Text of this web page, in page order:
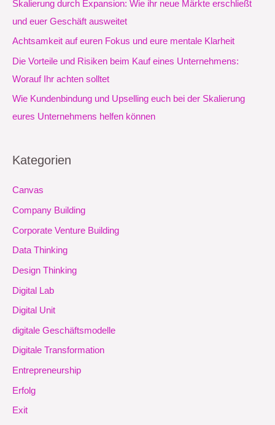
:
Skalierung durch Expansion: Wie ihr neue Märkte erschließt
und euer Geschäft ausweitet
Achtsamkeit auf euren Fokus und eure mentale Klarheit
Die Vorteile und Risiken beim Kauf eines Unternehmens:
Worauf Ihr achten solltet
Wie Kundenbindung und Upselling euch bei der Skalierung
eures Unternehmens helfen können
Kategorien
Canvas
Company Building
Corporate Venture Building
Data Thinking
Design Thinking
Digital Lab
Digital Unit
digitale Geschäftsmodelle
Digitale Transformation
Entrepreneurship
Erfolg
Exit